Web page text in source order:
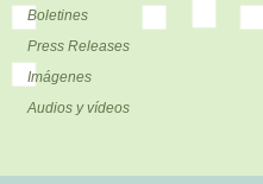
Boletines
Press Releases
Imágenes
Audios y vídeos